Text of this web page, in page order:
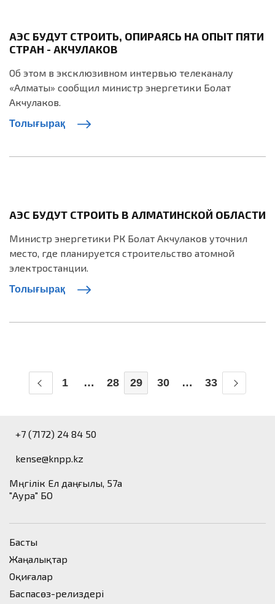
АЭС БУДУТ СТРОИТЬ, ОПИРАЯСЬ НА ОПЫТ ПЯТИ
СТРАН - АКЧУЛАКОВ
Об этом в эксклюзивном интервью телеканалу
«Алматы» сообщил министр энергетики Болат
Акчулаков.
Толығырақ
АЭС БУДУТ СТРОИТЬ В АЛМАТИНСКОЙ ОБЛАСТИ
Министр энергетики РК Болат Акчулаков уточнил
место, где планируется строительство атомной
электростанции.
Толығырақ
1 … 28 29 30 … 33
+7 (7172) 24 84 50
kense@knpp.kz
​Мәңгілік Ел даңғылы, 57а
"Аура" БО
Басты
Жаңалықтар
Оқиғалар
Баспасөз-релиздері